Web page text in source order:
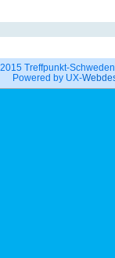
Treffpunkt-
Powered by UX-